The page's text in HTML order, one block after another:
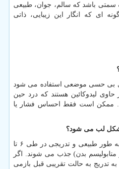
سمتی باشد که سالم، جوان، طبیعی
ای که انگار این زیبایی، ذاتی
بی حسی موضعی استفاده می شود
حاوی لیدوکائین هستند که درد حین
ممکن است فقط احساس فشار یا
شکل لب می شود؟
خیر. فیلرهای هیالورونیک اسید به طور طبیعی و تدریجی در طی ۶ تا
متابولیسم بدن) جذب می شوند. اگر
تدریج به حالت تقریبی قبل بازمی